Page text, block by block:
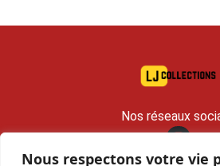
Nous respectons votre vie
Nos réseaux
contact@lj-